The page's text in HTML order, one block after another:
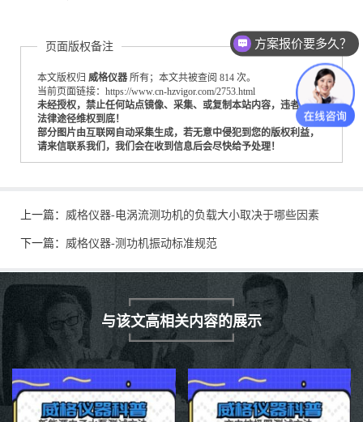
页面版权备注
本文版权归 威格仪器 所有；本文共被查阅 814 次。
当前页面链接：https://www.cn-hzvigor.com/2753.html
未经授权，禁止任何站点镜像、采集、或复制本站内容，违者通过
法律途径维权到底！
部分图片由互联网自动采集生成，若无意中侵犯到您的版权利益，
请来信联系我们，我们会在收到信息后会尽快给予处理！
上一篇： 威格仪器-电涡流测功机的负载大小取决于哪些因素
下一篇： 威格仪器-测功机振动标准规范
与该文高相关内容的展示
方案报价要多久？